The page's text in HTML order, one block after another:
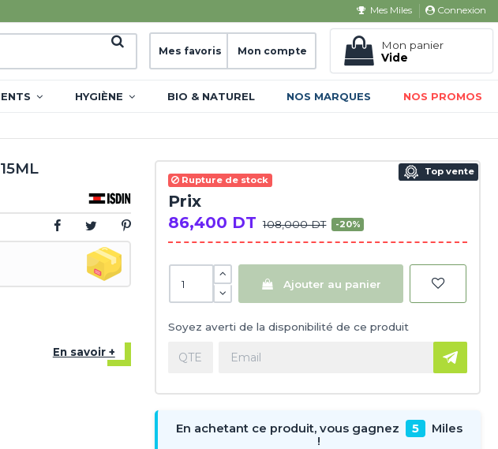
Mes Miles Connexion
Mes favoris Mon compte
Mon panier
Vide
HYGIÈNE BIO & NATUREL NOS MARQUES NOS PROMOS
En savoir +
Rupture de stock
Prix
86,400 DT 108,000 DT -20%
Top vente
Ajouter au panier
Soyez averti de la disponibilité de ce produit
En achetant ce produit, vous gagnez 5
Miles
!